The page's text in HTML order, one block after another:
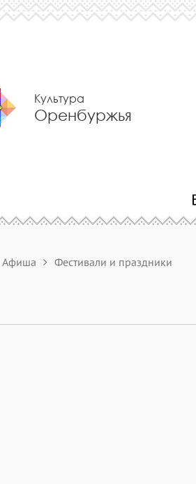
Культура
Оренбуржья
Афиша Фестивали и праздники